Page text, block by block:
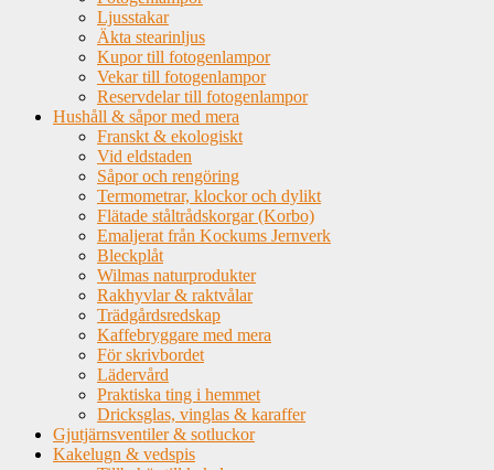
Ljusstakar
Äkta stearinljus
Kupor till fotogenlampor
Vekar till fotogenlampor
Reservdelar till fotogenlampor
Hushåll & såpor med mera
Franskt & ekologiskt
Vid eldstaden
Såpor och rengöring
Termometrar, klockor och dylikt
Flätade ståltrådskorgar (Korbo)
Emaljerat från Kockums Jernverk
Bleckplåt
Wilmas naturprodukter
Rakhyvlar & raktvålar
Trädgårdsredskap
Kaffebryggare med mera
För skrivbordet
Lädervård
Praktiska ting i hemmet
Dricksglas, vinglas & karaffer
Gjutjärnsventiler & sotluckor
Kakelugn & vedspis